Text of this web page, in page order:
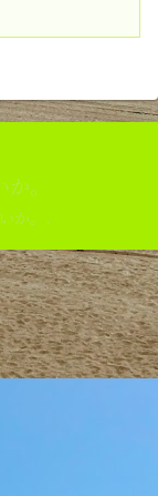
。
か。.